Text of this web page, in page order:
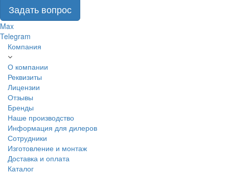
Задать вопрос
Max
Telegram
Компания
О компании
Реквизиты
Лицензии
Отзывы
Бренды
Наше производство
Информация для дилеров
Сотрудники
Изготовление и монтаж
Доставка и оплата
Каталог